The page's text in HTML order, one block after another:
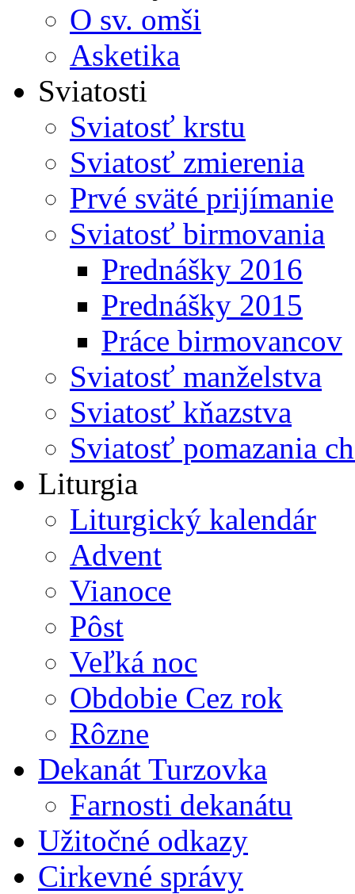
O sv. omši
Asketika
Sviatosti
Sviatosť krstu
Sviatosť zmierenia
Prvé sväté prijímanie
Sviatosť birmovania
Prednášky 2016
Prednášky 2015
Práce birmovancov
Sviatosť manželstva
Sviatosť kňazstva
Sviatosť pomazania
Liturgia
Liturgický kalendár
Advent
Vianoce
Pôst
Veľká noc
Obdobie Cez rok
Rôzne
Dekanát Turzovka
Farnosti dekanátu
Užitočné odkazy
Cirkevné správy